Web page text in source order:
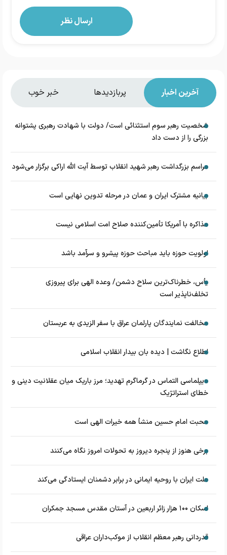
آخرین اخبار پربازدیدها خبر خوب
شخصیت رهبر سوم استثنائی است/ دولت با شهادت رهبری پشتوانه
بزرگی را از دست داد
مراسم بزرگداشت رهبر شهید انقلاب توسط آیت الله اراکی برگزار می‌شود
بیانیه مشترک ایران و عمان در مرحله تدوین نهایی است
مذاکره با آمریکا تأمین‌کننده صلاح امت اسلامی نیست
اولویت حوزه باید مباحث حوزه پیشرو و سرآمد باشد
یأس، خطرناک‌ترین سلاح دشمن/ وعده الهی برای پیروزی
تخلف‌ناپذیر است
مخالفت نمایندگان پارلمان عراق با سفر الزیدی به عربستان
اطلاع نگاشت | دیده بان بیدار انقلاب اسلامی
دیپلماسی التماس در گرماگرم تهدید؛ مرز باریک میان عقلانیت دینی و
خطای استراتژیک
محبت امام حسین منشأ همه خیرات الهی است
برخی هنوز از پنجره دیروز به تحولات امروز نگاه می‌کنند
ملت ایران با روحیه ایمانی در برابر دشمنان ایستادگی می‌کند
اسکان ۱۰۰ هزار زائر اربعین در آستان مقدس مسجد جمکران
قدردانی رهبر معظم انقلاب از موکب‌داران عراقی